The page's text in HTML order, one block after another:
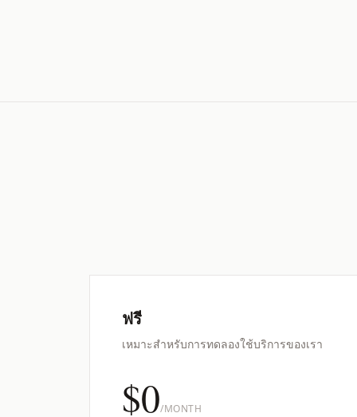
ฟรี
เหมาะสำหรับการทดลองใช้บริการของเรา
$0/MONTH